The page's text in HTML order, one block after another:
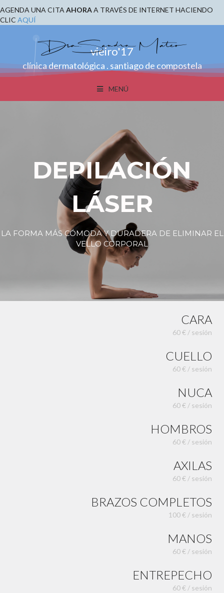
AGENDA UNA CITA AHORAA TRAVÉS DE INTERNET HACIENDO
CLIC AQUÍ
vieiro'17
clínica dermatológica . santiago de compostela
MENÚ
DEPILACIÓN
LÁSER
LA FORMA MÁS CÓMODA Y DURADERA DE ELIMINAR EL
VELLO CORPORAL
CARA
60 € / sesión
CUELLO
60 € / sesión
NUCA
60 € / sesión
HOMBROS
60 € / sesión
AXILAS
60 € / sesión
BRAZOS COMPLETOS
100 € / sesión
MANOS
60 € / sesión
ENTREPECHO
60 € / sesión